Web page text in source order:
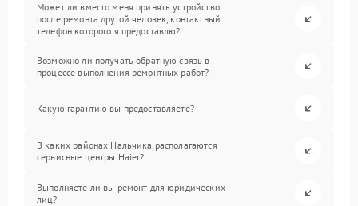
Может ли вместо меня принять устройство
после ремонта другой человек, контактный
телефон которого я предоставлю?
Возможно ли получать обратную связь в
процессе выполнения ремонтных работ?
Какую гарантию вы предоставляете?
В каких районах Нальчика располагаются
сервисные центры Haier?
Выполняете ли вы ремонт для юридических
лиц?